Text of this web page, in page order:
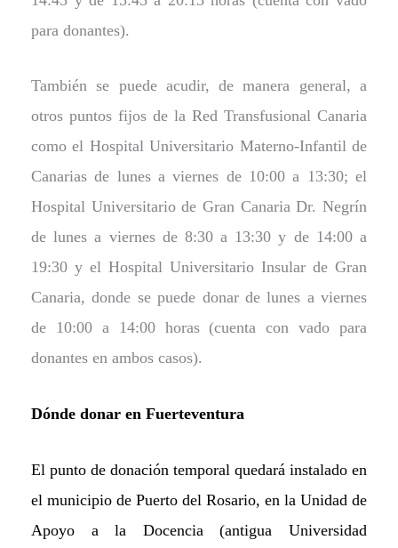
para donantes).
También se puede acudir, de manera general, a
otros puntos fijos de la Red Transfusional Canaria
como el Hospital Universitario Materno-Infantil de
Canarias de lunes a viernes de 10:00 a 13:30; el
Hospital Universitario de Gran Canaria Dr. Negrín
de lunes a viernes de 8:30 a 13:30 y de 14:00 a
19:30 y el Hospital Universitario Insular de Gran
Canaria, donde se puede donar de lunes a viernes
de 10:00 a 14:00 horas (cuenta con vado para
donantes en ambos casos).
Dónde donar en Fuerteventura
El punto de donación temporal quedará instalado en
el municipio de Puerto del Rosario, en la Unidad de
Apoyo a la Docencia (antigua Universidad